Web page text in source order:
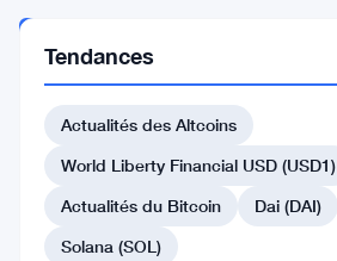
NOUVELLES
niveaux
techniques
Bitcoin
Tendances
Actualités des Altcoins
World Liberty Financial USD (USD1)
Actualités du Bitcoin
Dai (DAI)
Solana (SOL)